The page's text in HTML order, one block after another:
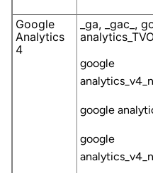
Google
Analytics
4
_ga, _gac_,
google
google
google